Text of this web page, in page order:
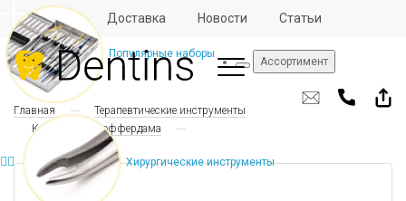
Отзывы Доставка Новости Статьи
Ассортимент
Популярные наборы
Хирургические инструменты
Главная
Терапевтические инструменты
Клампы для коффердама